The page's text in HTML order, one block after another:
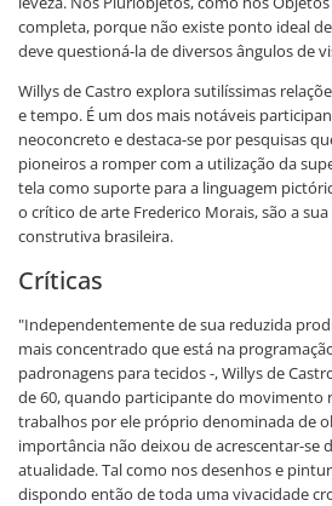
completa, porque não existe ponto ideal
deve questioná-la de diversos ângulos de
Willys de Castro explora sutilíssimas
e tempo. É um dos mais notáveis
neoconcreto e destaca-se por pesquisas
pioneiros a romper com a utilização da
tela como suporte para a linguagem
o crítico de arte Frederico Morais, são a
construtiva brasileira.
Críticas
"Independentemente de sua reduzida
mais concentrado que está na
padronagens para tecidos -, Willys de
de 60, quando participante do movimento
trabalhos por ele próprio denominada de
importância não deixou de acrescentar-se
atualidade. Tal como nos desenhos e
dispondo então de toda uma vivacidade